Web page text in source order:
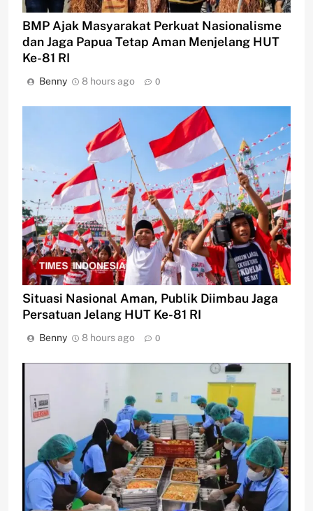
BMP Ajak Masyarakat Perkuat Nasionalisme
dan Jaga Papua Tetap Aman Menjelang HUT
Ke-81 RI
Benny 8 hours ago 0
Situasi Nasional Aman, Publik Diimbau Jaga
Persatuan Jelang HUT Ke-81 RI
Benny 8 hours ago 0